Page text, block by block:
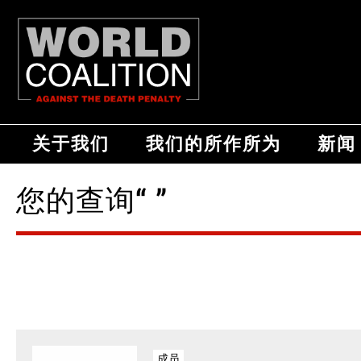
关于我们 我们的所作所为 新闻
您的查询“ ”
成员